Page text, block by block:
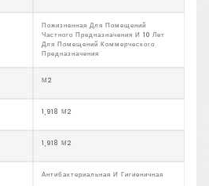
Пожизненная Для Помещений
Частного Предназначения И 10 Лет
Для Помещений Коммерческого
Предназначения
М2
1,918 М2
1,918 М2
Антибактериальная И Гигиеничная